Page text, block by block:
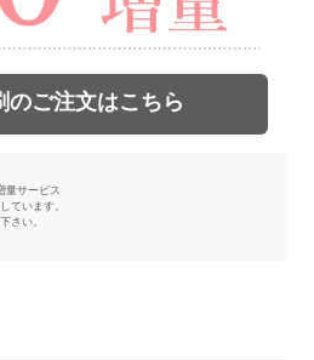
のご注文はこちら
量サービス
ています。
さい。